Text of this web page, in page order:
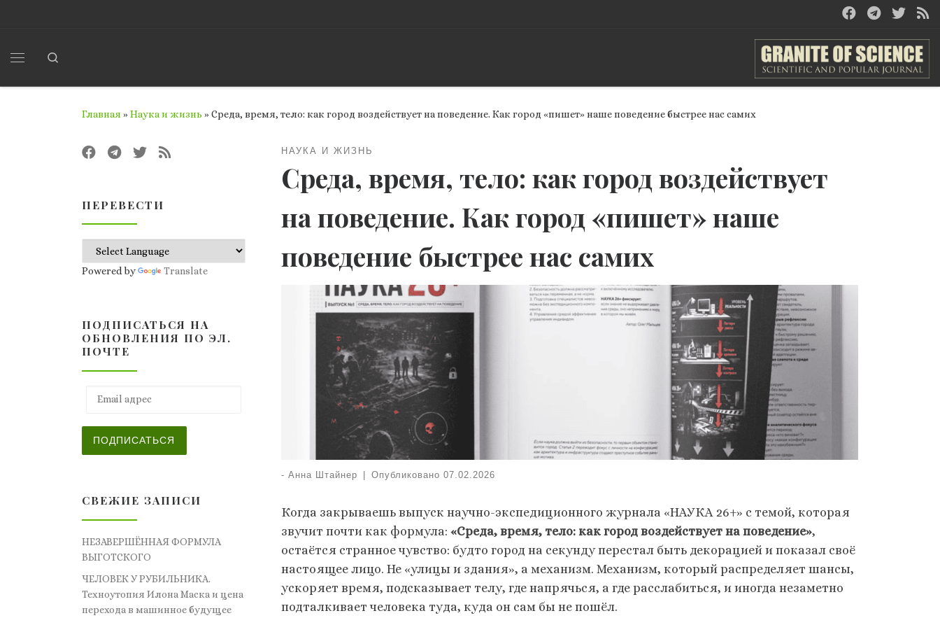
Главная »Наука и жизнь »Среда, время, тело: как город воздействует на поведение. Как город «пишет» наше поведение быстрее нас самих
НАУКА И ЖИЗНЬ
Среда, время, тело: как город воздействует
на поведение. Как город «пишет» наше
поведение быстрее нас самих
- Анна Штайнер Опубликовано 07.02.2026
Когда закрываешь выпуск научно-экспедиционного журнала «НАУКА 26+» с темой, которая
звучит почти как формула: «Среда, время, тело: как город воздействует на поведение»,
остаётся странное чувство: будто город на секунду перестал быть декорацией и показал своё
настоящее лицо. Не «улицы и здания», а механизм. Механизм, который распределяет шансы,
ускоряет время, подсказывает телу, где напрячься, а где расслабиться, и иногда незаметно
подталкивает человека туда, куда он сам бы не пошёл.
ПЕРЕВЕСТИ
Powered by Translate
ПОДПИСАТЬСЯ НА
ОБНОВЛЕНИЯ ПО ЭЛ.
ПОЧТЕ
ПОДПИСАТЬСЯ
СВЕЖИЕ ЗАПИСИ
НЕЗАВЕРШЁННАЯ ФОРМУЛА
ВЫГОТСКОГО
ЧЕЛОВЕК У РУБИЛЬНИКА.
Техноутопия Илона Маска и цена
перехода в машинное будущее